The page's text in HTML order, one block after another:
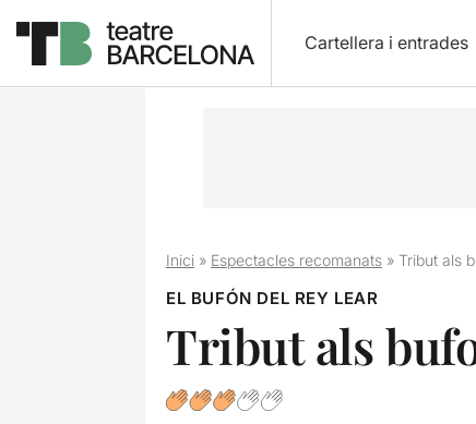
Cartellera i entrades
Inici» Espectacles recomanats» Tribut als
EL BUFÓN DEL REY LEAR
Tribut als